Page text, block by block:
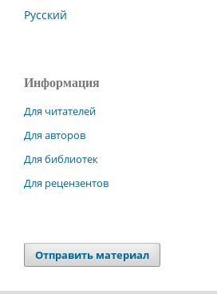
Русский
Информация
Для читателей
Для авторов
Для библиотек
Для рецензентов
Отправить материал